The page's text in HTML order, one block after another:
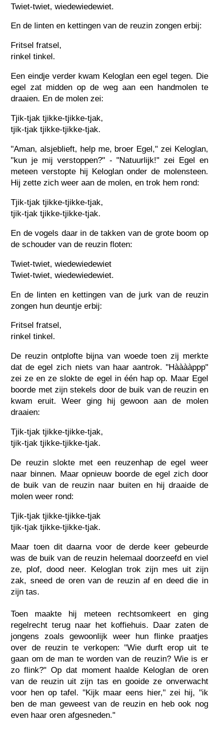
Twiet-twiet, wiedewiedewiet.
En de linten en kettingen van de reuzin zongen erbij:
Fritsel fratsel,
rinkel tinkel.
Een eindje verder kwam Keloglan een egel tegen. Die
egel zat midden op de weg aan een handmolen te
draaien. En de molen zei:
Tjik-tjak tjikke-tjikke-tjak,
tjik-tjak tjikke-tjikke-tjak.
"Aman, alsjeblieft, help me, broer Egel," zei Keloglan,
"kun je mij verstoppen?" - "Natuurlijk!" zei Egel en
meteen verstopte hij Keloglan onder de molensteen.
Hij zette zich weer aan de molen, en trok hem rond:
Tjik-tjak tjikke-tjikke-tjak,
tjik-tjak tjikke-tjikke-tjak.
En de vogels daar in de takken van de grote boom op
de schouder van de reuzin floten:
Twiet-twiet, wiedewiedewiet
Twiet-twiet, wiedewiedewiet.
En de linten en kettingen van de jurk van de reuzin
zongen hun deuntje erbij:
Fritsel fratsel,
rinkel tinkel.
De reuzin ontplofte bijna van woede toen zij merkte
dat de egel zich niets van haar aantrok. "Hààààppp"
zei ze en ze slokte de egel in één hap op. Maar Egel
boorde met zijn stekels door de buik van de reuzin en
kwam eruit. Weer ging hij gewoon aan de molen
draaien:
Tjik-tjak tjikke-tjikke-tjak,
tjik-tjak tjikke-tjikke-tjak.
De reuzin slokte met een reuzenhap de egel weer
naar binnen. Maar opnieuw boorde de egel zich door
de buik van de reuzin naar buiten en hij draaide de
molen weer rond:
Tjik-tjak tjikke-tjikke-tjak
tjik-tjak tjikke-tjikke-tjak.
Maar toen dit daarna voor de derde keer gebeurde
was de buik van de reuzin helemaal doorzeefd en viel
ze, plof, dood neer. Keloglan trok zijn mes uit zijn
zak, sneed de oren van de reuzin af en deed die in
zijn tas.
Toen maakte hij meteen rechtsomkeert en ging
regelrecht terug naar het koffiehuis. Daar zaten de
jongens zoals gewoonlijk weer hun flinke praatjes
over de reuzin te verkopen: "Wie durft erop uit te
gaan om de man te worden van de reuzin? Wie is er
zo flink?" Op dat moment haalde Keloglan de oren
van de reuzin uit zijn tas en gooide ze onverwacht
voor hen op tafel. "Kijk maar eens hier," zei hij, "ik
ben de man geweest van de reuzin en heb ook nog
even haar oren afgesneden."